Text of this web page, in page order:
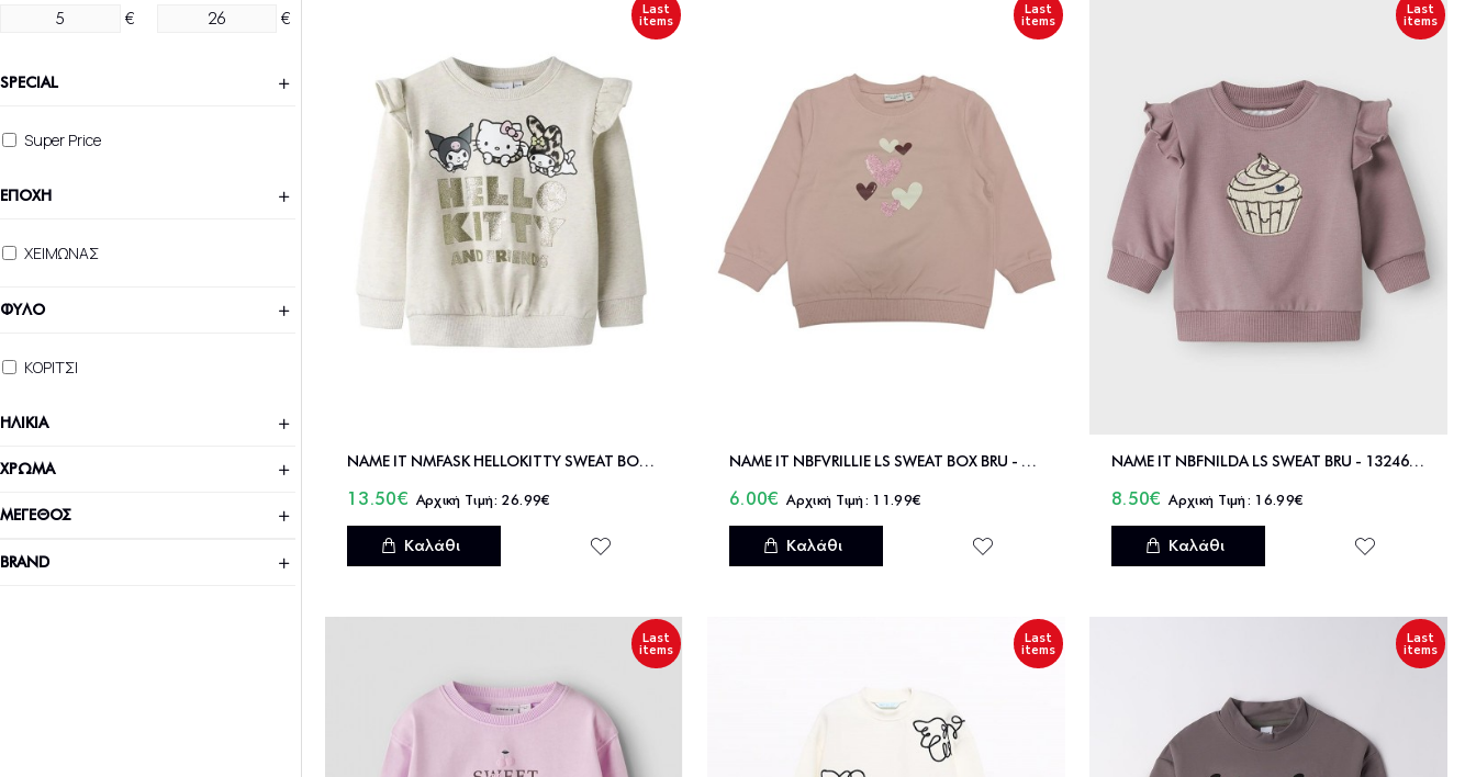
€ €
BRAND
ΜΕΓΕΘΟΣ
ΗΛΙΚΙΑ
ΧΡΩΜΑ
ΕΠΟΧΗ
ΧΕΙΜΩΝΑΣ
ΦΥΛΟ
ΚΟΡΙΤΣΙ
SPECIAL
Super Price
Last
items
NAME IT NMFASK HELLOKITTY SWEAT BOX BRU SKY - 13247012
13.50€ 26.99€
Καλάθι
Last
items
NAME IT NBFVRILLIE LS SWEAT BOX BRU - 13226050
6.00€ 11.99€
Καλάθι
Last
items
NAME IT NBFNILDA LS SWEAT BRU - 13246489
8.50€ 16.99€
Καλάθι
Last
items
Last
items
Last
items